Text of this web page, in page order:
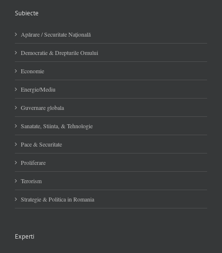
Subiecte
Apărare / Securitate Naţională
Democratie & Drepturile Omului
Economie
Energie/Mediu
Guvernare globala
Sanatate, Stiinta, & Tehnologie
Pace & Securitate
Proliferare
Terorism
Strategie & Politica in Romania
Experti